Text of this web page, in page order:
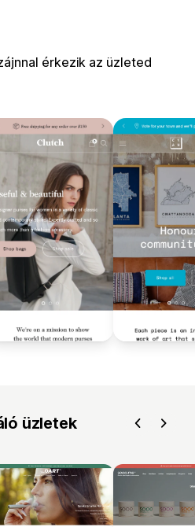
érkezik az üzleted
üzletek